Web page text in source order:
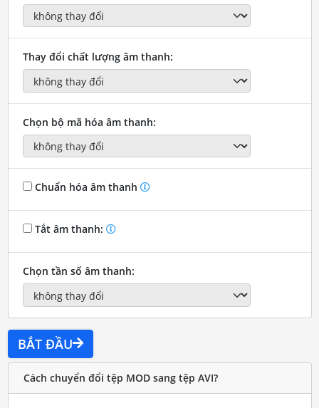
Thay đổi chất lượng âm thanh:
Chọn bộ mã hóa âm thanh:
Chuẩn hóa âm thanh
Tắt âm thanh:
Chọn tần số âm thanh:
BẮT ĐẦU
Cách chuyển đổi tệp MOD sang tệp AVI?